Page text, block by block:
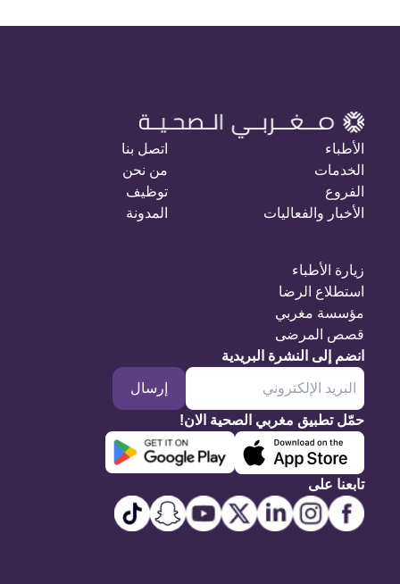
الأطباء
الخدمات
الفروع
الأخبار والفعاليات
اتصل بنا
من نحن
توظيف
المدونة
زيارة الأطباء
استطلاع الرضا
مؤسسة مغربي
قصص المرضى
انضم إلى النشرة البريدية
إرسال
حمّل تطبيق مغربي الصحية الان!
تابعنا على